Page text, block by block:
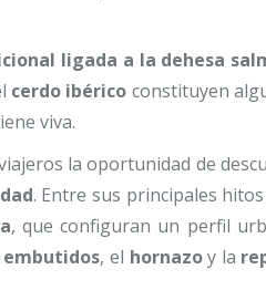
ligada a la dehesa
cerdo ibérico constituyen
viva.
la oportunidad de
. Entre sus principales
, que configuran un perfil
embutidos, el hornazoy la